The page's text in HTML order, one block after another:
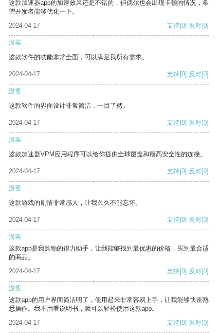
这款加速器app的加速效果还是不错的，但偶尔也会出现卡顿的情况，希
望开发者能够优化一下。
2024-04-17
支持[0] 反对[0]
游客
这款软件的功能非常全面，可以满足我所有需求。
2024-04-17 支持[0] 反对[0]
游客
这款软件的界面设计非常简洁，一目了然。
2024-04-17 支持[0] 反对[0]
游客
这款加速器VPM应用程序可以给你提供全球覆盖和最高安全性的连接。
2024-04-17 支持[0] 反对[0]
游客
这款游戏的剧情非常感人，让我久久不能忘怀。
2024-04-17 支持[0] 反对[0]
游客
这款app是我购物的得力助手，让我能够找到最优惠的价格，买到最合适
的商品。
2024-04-17
支持[0] 反对[0]
游客
这款app的用户界面简洁明了，使用起来非常容易上手，让我能够快速熟
悉操作。我不用看说明书，就可以轻松使用这款app。
2024-04-17
支持[0] 反对[0]